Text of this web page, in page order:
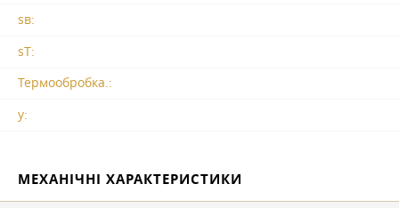
sв:
sT:
Термообробка.:
y:
МЕХАНІЧНІ ХАРАКТЕРИСТИКИ